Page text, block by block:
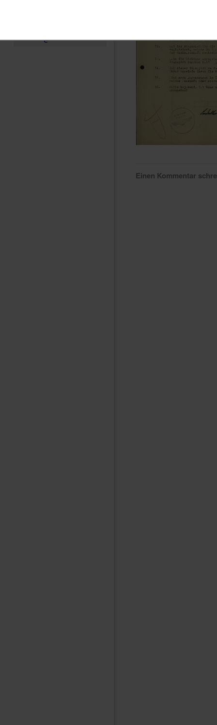
e
Einen Kommentar